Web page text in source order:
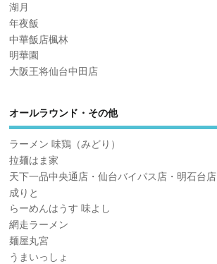
湖月
年夜飯
中華飯店楓林
明華園
大阪王将仙台中田店
オールラウンド・その他
ラーメン 味鶏（みどり）
拉麺はま家
天下一品中央通店・仙台バイパス店・明石台店
成りと
らーめんはうす 味よし
網走ラーメン
麺屋丸宮
うまいっしょ